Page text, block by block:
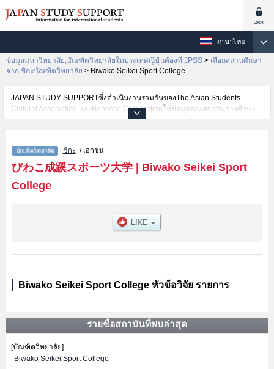
ภาษาไทย
ข้อมูลมหาวิทยาลัย,บัณฑิตวิทยาลัยในประเทศญี่ปุ่นต้องที่ JPSS > เลือกสถานศึกษา
จาก ชิกะบัณฑิตวิทยาลัย > Biwako Seikei Sport College
JAPAN STUDY SUPPORTซึ่งดำเนินงานร่วมกันของThe Asian Students
Cultural Association และBenesse Corporationให้ข้อมูลของสถาบันการศึกษา
ระดับมหาวิทยาลัย・บัณฑิตวิทยาลัย・วิทยาลัยระดับอนุปริญญา・วิทยาลัย
นักศึกษาต่างชาติเช่น เป็นต้น,ข้อมูลของแต่ละสาขาวิจัย,ข้อมูลการสอบคัดเลือก
เข้าศึกษาเช่นจำนวนคนที่รับสมัครหรือจำนวนคนที่ผ่านการสอบคัดเลือก
เป็นต้น,แนะนำสถานที่,การเดินทางเป็นต้นไว้ด้วยดังนั้นขอเชิญใช้บริการค้นหา
ข้อมูลตามอัธยาศัย
ชิกะ / เอกชน
びわこ成蹊スポーツ大学| Biwako Seikei Sport
College
Biwako Seikei Sport College หัวข้อวิจัย รายการ
รายชื่อสถาบันที่พบล่าสุด
[บัณฑิตวิทยาลัย]
Biwako Seikei Sport College